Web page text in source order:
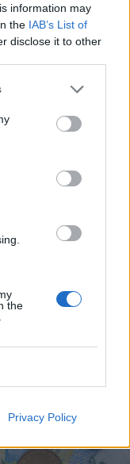
information may
the IAB’s List of
disclose it to other
the
Privacy Policy